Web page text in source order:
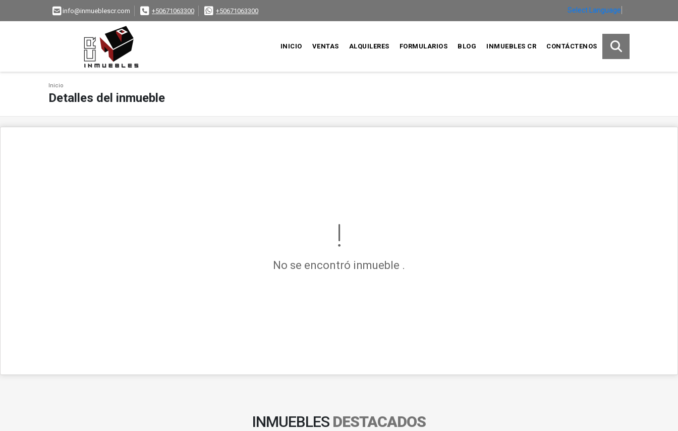
info@inmueblescr.com +50671063300 +50671063300 Select Language
INICIO VENTAS ALQUILERES FORMULARIOS BLOG INMUEBLES CR CONTÁCTENOS
Inicio
Detalles del inmueble
No se encontró inmueble .
INMUEBLES DESTACADOS